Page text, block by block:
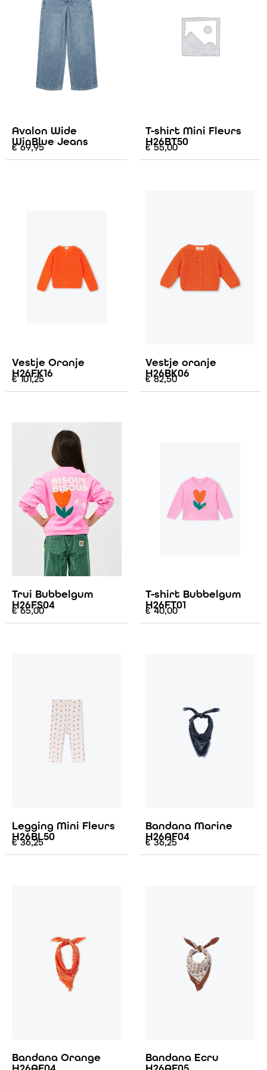
Avalon Wide
WinBlue Jeans
€69,95
T-shirt Mini Fleurs
H26BT50
€55,00
Vestje Oranje
H26FK16
€101,25
Vestje oranje
H26BK06
€82,50
Trui Bubbelgum
H26FS04
€65,00
T-shirt Bubbelgum
H26FT01
€40,00
Legging Mini Fleurs
H26BL50
€36,25
Bandana Marine
H26AF04
€36,25
Bandana Orange
Bandana Ecru